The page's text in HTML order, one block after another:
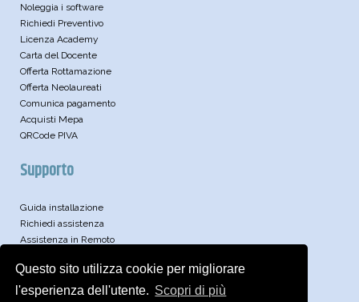
Questo sito utilizza cookie per migliorare
l'esperienza dell'utente. Scopri di più
Noleggia i software
Richiedi Preventivo
Licenza Academy
Carta del Docente
Offerta Rottamazione
Offerta Neolaureati
Comunica pagamento
Acquisti Mepa
QRCode PIVA
Supporto
Guida installazione
Richiedi assistenza
Assistenza in Remoto
Video
Articoli Tecnici